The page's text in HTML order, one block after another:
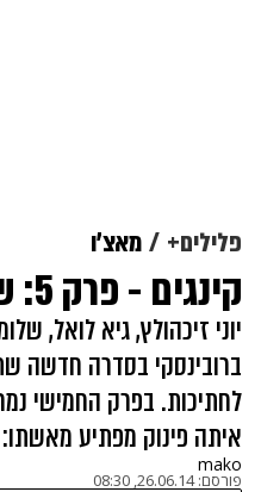
פלילים+ מאצ'ו
קינגים - פרק 5: שלישייה
יוני זיכהולץ, גיא לואל,
ברובינסקי בסדרה חדשה
לחתיכות. בפרק החמישי
איתה פינוק מפתיע
mako
פורסם:26.06.14, 08:30